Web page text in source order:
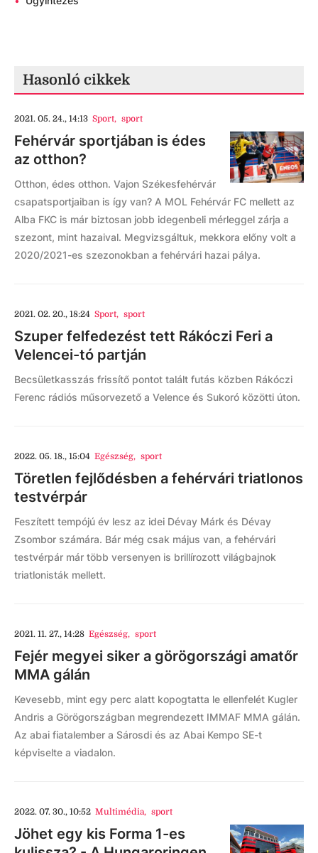
Hasonló cikkek
2021. 05. 24., 14:13 Sport, sport
Fehérvár sportjában is édes
az otthon?
Otthon, édes otthon. Vajon Székesfehérvár
csapatsportjaiban is így van? A MOL Fehérvár FC mellett az
Alba FKC is már biztosan jobb idegenbeli mérleggel zárja a
szezont, mint hazaival. Megvizsgáltuk, mekkora előny volt a
2020/2021-es szezonokban a fehérvári hazai pálya.
2021. 02. 20., 18:24 Sport, sport
Szuper felfedezést tett Rákóczi Feri a
Velencei-tó partján
Becsületkasszás frissítő pontot talált futás közben Rákóczi
Ferenc rádiós műsorvezető a Velence és Sukoró közötti úton.
2022. 05. 18., 15:04 Egészség, sport
Töretlen fejlődésben a fehérvári triatlonos
testvérpár
Feszített tempójú év lesz az idei Dévay Márk és Dévay
Zsombor számára. Bár még csak május van, a fehérvári
testvérpár már több versenyen is brillírozott világbajnok
triatlonisták mellett.
2021. 11. 27., 14:28 Egészség, sport
Fejér megyei siker a görögországi amatőr
MMA gálán
Kevesebb, mint egy perc alatt kopogtatta le ellenfelét Kugler
Andris a Görögországban megrendezett IMMAF MMA gálán.
Az abai fiatalember a Sárosdi és az Abai Kempo SE-t
képviselte a viadalon.
2022. 07. 30., 10:52 Multimédia, sport
Jöhet egy kis Forma 1-es